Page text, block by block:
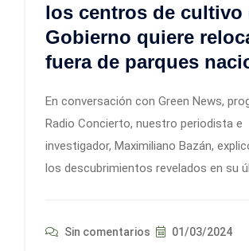
los centros de cultivo
Gobierno quiere
fuera de parques
En conversación con Green News,
Radio Concierto, nuestro periodista e
investigador, Maximiliano Bazán,
los descubrimientos revelados en su
Sin comentarios 01/03/2024